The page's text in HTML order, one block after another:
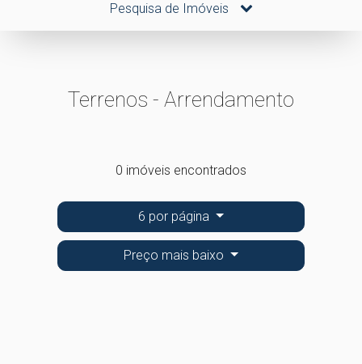
Pesquisa de Imóveis
Terrenos - Arrendamento
0 imóveis encontrados
6 por página
Preço mais baixo